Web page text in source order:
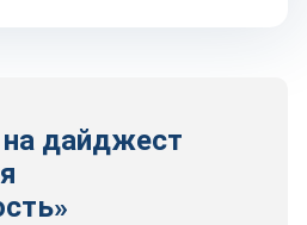
дайджест